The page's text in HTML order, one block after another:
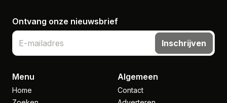
Ontvang onze nieuwsbrief
Inschrijven
Menu
Home
Algemeen
Contact